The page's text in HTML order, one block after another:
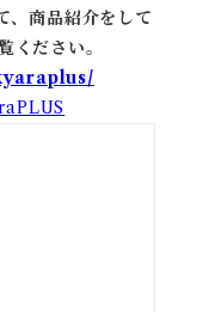
商品紹介をして
ください。